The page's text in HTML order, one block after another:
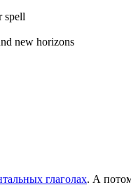
spell
new horizons
глаголах. А